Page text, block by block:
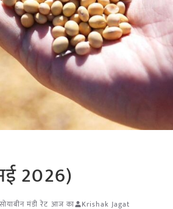
2026)
सोयाबीन मंडी रेट आज का Krishak Jagat